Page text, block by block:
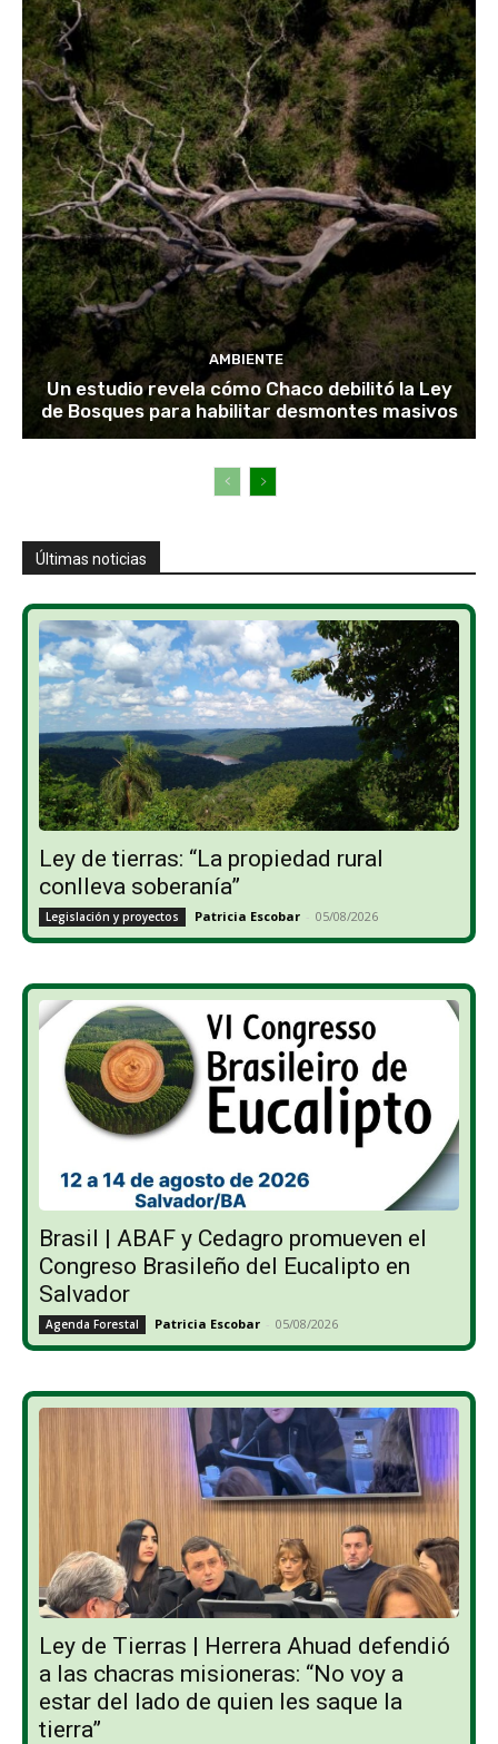
AMBIENTE
Un estudio revela cómo Chaco debilitó la Ley
de Bosques para habilitar desmontes masivos
Últimas noticias
Ley de tierras: “La propiedad rural
conlleva soberanía”
Legislación y proyectos Patricia Escobar - 05/08/2026
Brasil | ABAF y Cedagro promueven el
Congreso Brasileño del Eucalipto en
Salvador
Agenda Forestal Patricia Escobar - 05/08/2026
Ley de Tierras | Herrera Ahuad defendió
a las chacras misioneras: “No voy a
estar del lado de quien les saque la
tierra”